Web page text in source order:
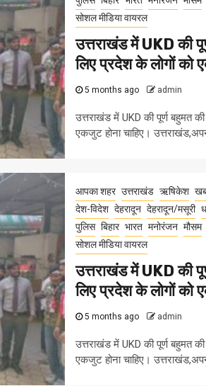
सोशल मीडिया वायरल
उत्तराखंड में UKD की
लिए प्रदेश के लोगों को
5 months ago admin
उत्तराखंड में UKD की पूर्ण बहुमत
एकजुट होना चाहिए।
आपका शहर उत्तराखंड ऋषिकेश
देश-विदेश देहरादून देहरादून/मसूरी
पुलिस बिहार भारत मनोरंजन मौसम
सोशल मीडिया वायरल
उत्तराखंड में UKD की
लिए प्रदेश के लोगों को
5 months ago admin
उत्तराखंड में UKD की पूर्ण बहुमत
एकजुट होना चाहिए।